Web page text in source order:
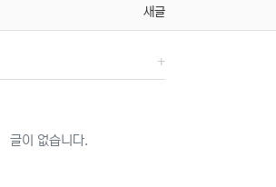
새글
글이 없습니다.